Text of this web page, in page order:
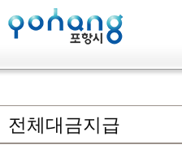
전체대금지급